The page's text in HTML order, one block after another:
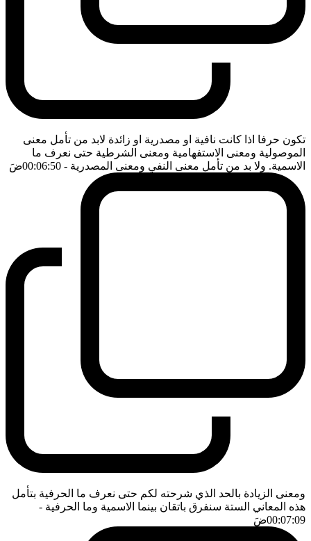
تكون حرفا اذا كانت نافية او مصدرية او زائدة لابد من تأمل معنى
الموصولية ومعنى الاستفهامية ومعنى الشرطية حتى نعرف ما
الاسمية. ولا بد من تأمل معنى النفي ومعنى المصدرية - 00:06:50 ضَ
ومعنى الزيادة بالحد الذي شرحته لكم حتى نعرف ما الحرفية بتأمل
هذه المعاني الستة سنفرق باتقان بينما الاسمية وما الحرفية -
00:07:09ضَ